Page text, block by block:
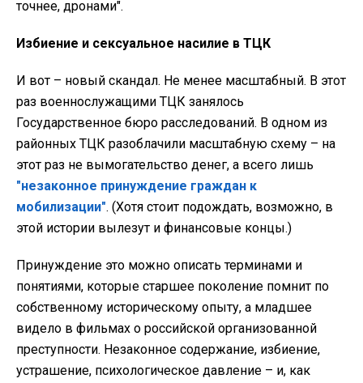
точнее, дронами".
Избиение и сексуальное насилие в ТЦК
И вот – новый скандал. Не менее масштабный. В этот
раз военнослужащими ТЦК занялось
Государственное бюро расследований. В одном из
районных ТЦК разоблачили масштабную схему – на
этот раз не вымогательство денег, а всего лишь
"незаконное принуждение граждан к
мобилизации". (Хотя стоит подождать, возможно, в
этой истории вылезут и финансовые концы.)
Принуждение это можно описать терминами и
понятиями, которые старшее поколение помнит по
собственному историческому опыту, а младшее
видело в фильмах о российской организованной
преступности. Незаконное содержание, избиение,
устрашение, психологическое давление – и, как